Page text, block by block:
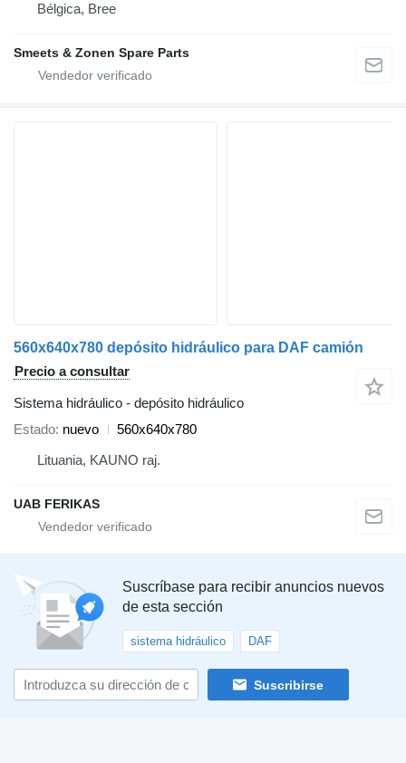
Bélgica, Bree
Smeets & Zonen Spare Parts
560x640x780 depósito hidráulico para DAF camión
Precio a consultar
Sistema hidráulico - depósito hidráulico
Estado nuevo
560x640x780
Lituania, KAUNO raj.
UAB FERIKAS
Suscríbase para recibir anuncios nuevos
de esta sección
sistema hidráulico DAF
Suscribirse